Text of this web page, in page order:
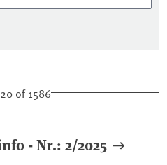
of 1586
- Nr.: 2/2025